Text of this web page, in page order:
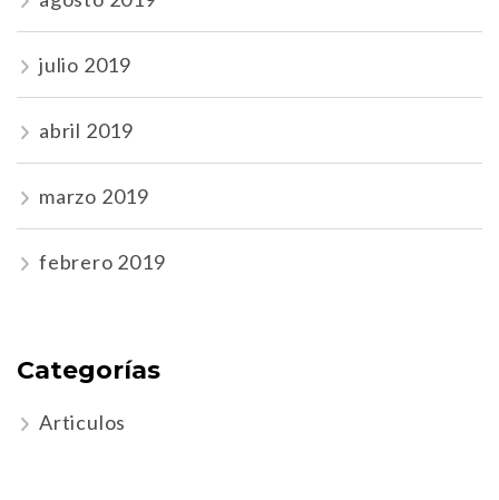
julio 2019
abril 2019
marzo 2019
febrero 2019
Categorías
Articulos